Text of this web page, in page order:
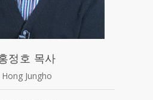
정호 목사
Hong Jungho